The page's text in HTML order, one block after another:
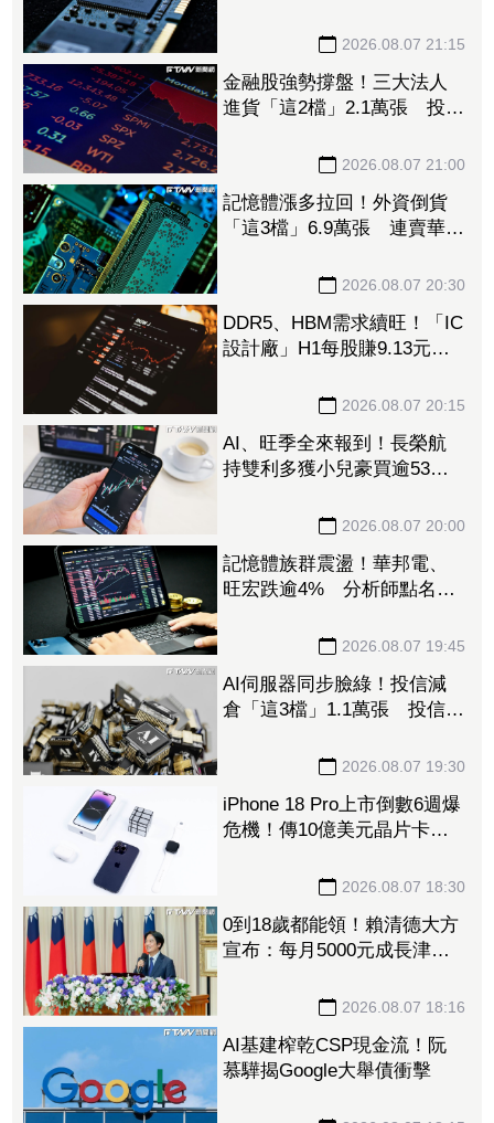
2026.08.07 21:15
金融股強勢撐盤！三大法人
進貨「這2檔」2.1萬張 投
2026.08.07 21:00
記憶體漲多拉回！外資倒貨
「這3檔」6.9萬張 連賣華邦
2026.08.07 20:30
DDR5、HBM需求續旺！「IC
設計廠」H1每股賺9.13元
2026.08.07 20:15
AI、旺季全來報到！長榮航
持雙利多獲小兒豪買逾53萬
收狂超去年全年也獲青睞
2026.08.07 20:00
記憶體族群震盪！華邦電、
旺宏跌逾4% 分析師點名
2026.08.07 19:45
AI伺服器同步臉綠！投信減
倉「這3檔」1.1萬張 投信連
2026.08.07 19:30
iPhone 18 Pro上市倒數6週爆
危機！傳10億美元晶片卡封
2026.08.07 18:30
0到18歲都能領！賴清德大方
宣布：每月5000元成長津
2026.08.07 18:16
AI基建榨乾CSP現金流！阮
慕驊揭Google大舉債衝擊